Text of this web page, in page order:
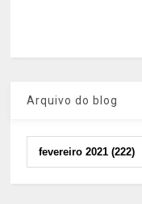
Arquivo do blog